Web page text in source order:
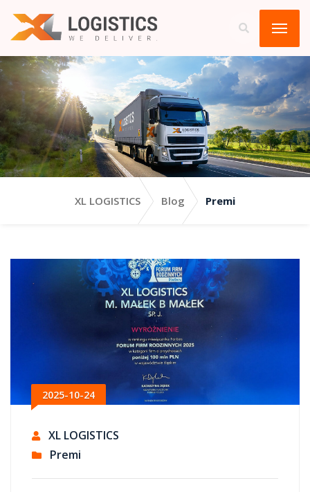
XL LOGISTICS Blog Premi
2025-10-24
XL LOGISTICS
Premi